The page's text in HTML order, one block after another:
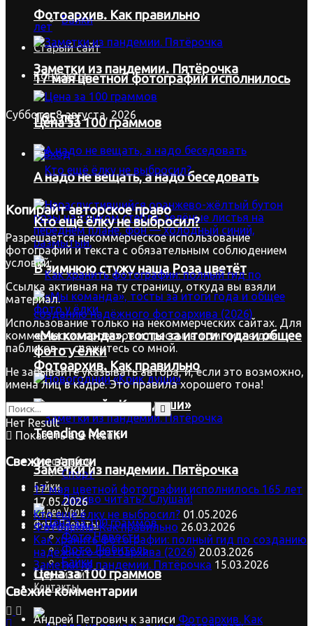
Байки
Старый сайт
Контакты
Суббота, 8 августа, 2026
Вход
Фотоархив. Как правильно
Заметки из пандемии. Пятёрочка
Цена за 100 граммов
А надо не вещать, а надо беседовать
В зимнюю стужу наша Роза цветёт
«Мы команда», тосты за итоги года и общее
фото у ёлки
Новогодний «Крик души»
Trending Метки
Фото.Альбом
Спорт
Байки
Лениво читать? Слушай!
Видео.Урок
Фото.Проекты
Фото.Новости
Фото.Любитель
Байки
Старый сайт
Контакты
17 мая цветной фотографии исполнилось
165 лет
Кто ещё ёлку не выбросил?
Фотоархив. Как правильно
Заметки из пандемии. Пятёрочка
Цена за 100 граммов
Копирайтавторское право
Разрешается некоммерческое использование
фотографий и текста с обязательным соблюдением
условий:
Ссылка активная на ту страницу, откуда вы взяли
материал.
Использование только на некоммерческих сайтах. Для
коммерческих проектов и прессы, в том числе для
пабликов — свяжитесь со мной.
Не забывайте указывать автора, и, если это возможно,
имена лиц в кадре. Это правила хорошего тона!
Нет Result
Показать все Result
Свежие записи
17 мая цветной фотографии исполнилось 165 лет
17.05.2026
Кто ещё ёлку не выбросил? 01.05.2026
Фотоархив. Как правильно 26.03.2026
Как хранить фотографии: полный гид по созданию
надёжного фотоархива (2026) 20.03.2026
Заметки из пандемии. Пятёрочка 15.03.2026
Свежие комментарии
Андрей Петрович к записи Фотоархив. Как